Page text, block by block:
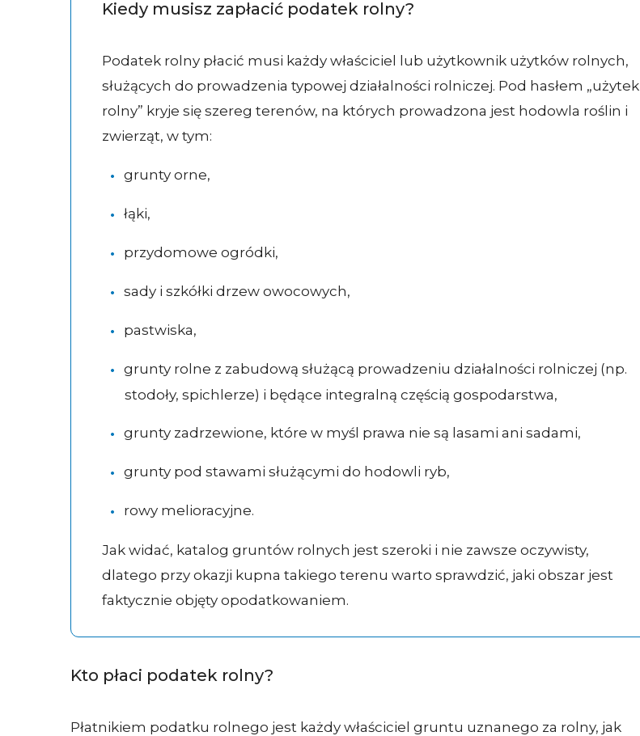
Kiedy musisz zapłacić podatek rolny?
Podatek rolny płacić musi każdy właściciel lub użytkownik użytków rolnych,
służących do prowadzenia typowej działalności rolniczej. Pod hasłem „użytek
rolny” kryje się szereg terenów, na których prowadzona jest hodowla roślin i
zwierząt, w tym:
grunty orne,
łąki,
przydomowe ogródki,
sady i szkółki drzew owocowych,
pastwiska,
grunty rolne z zabudową służącą prowadzeniu działalności rolniczej (np.
stodoły, spichlerze) i będące integralną częścią gospodarstwa,
grunty zadrzewione, które w myśl prawa nie są lasami ani sadami,
grunty pod stawami służącymi do hodowli ryb,
rowy melioracyjne.
Jak widać, katalog gruntów rolnych jest szeroki i nie zawsze oczywisty,
dlatego przy okazji kupna takiego terenu warto sprawdzić, jaki obszar jest
faktycznie objęty opodatkowaniem.
Kto płaci podatek rolny?
Płatnikiem podatku rolnego jest każdy właściciel gruntu uznanego za rolny, jak